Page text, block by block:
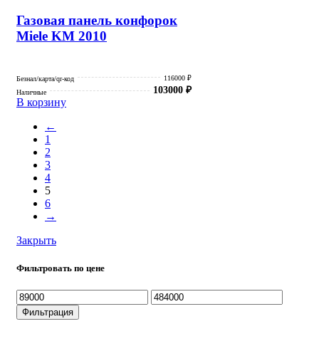
Закрыть
Фильтровать по цене
Минимальная
цена
Максимальная
цена
Фильтрация
Газовая панель конфорок
Miele KM 2010
Безнал/карта/qr-код
116000 ₽
Наличные
103000 ₽
В корзину
←
1
2
3
4
5
6
→